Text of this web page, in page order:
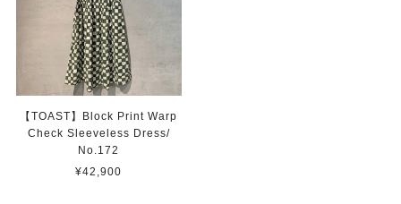
【TOAST】Block Print Warp
Check Sleeveless Dress/
No.172
¥42,900